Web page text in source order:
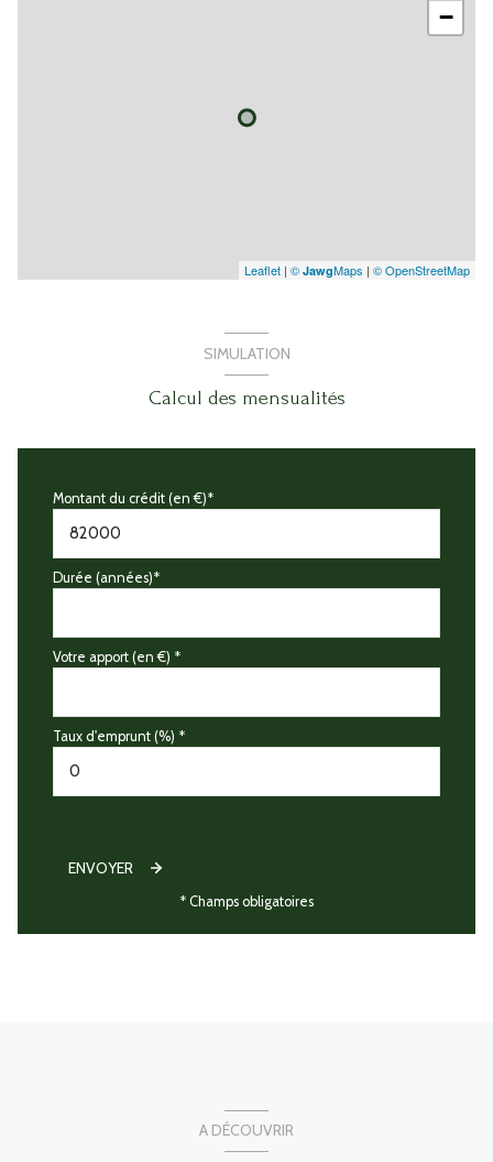
−
Leaflet | © JawgMaps | © OpenStreetMap
SIMULATION
Calcul des mensualités
Montant du crédit (en €)*
Durée (années)*
Votre apport (en €) *
Taux d'emprunt (%) *
ENVOYER
* Champs obligatoires
A DÉCOUVRIR